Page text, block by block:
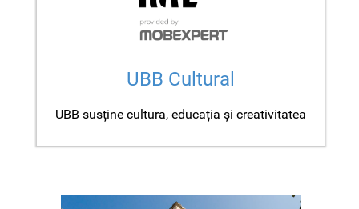
UBB Cultural
UBB susține cultura, educația și creativitatea